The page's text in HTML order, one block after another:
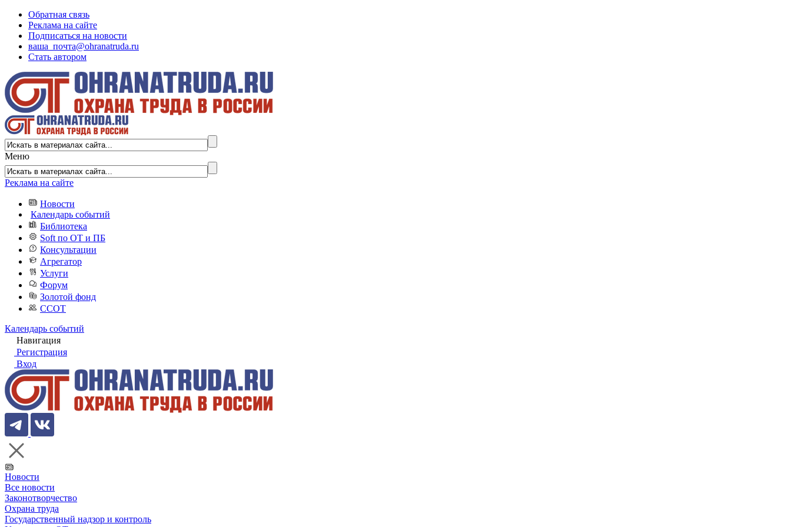
Обратная связь
Реклама на сайте
Подписаться на новости
ваша_почта@ohranatruda.ru
Стать автором
Меню
Реклама на сайте
Новости
Календарь событий
Библиотека
Soft по ОТ и ПБ
Консультации
Агрегатор
Услуги
Форум
Золотой фонд
ССОТ
Календарь событий
Навигация
Регистрация
Вход
Новости
Все новости
Законотворчество
Охрана труда
Государственный надзор и контроль